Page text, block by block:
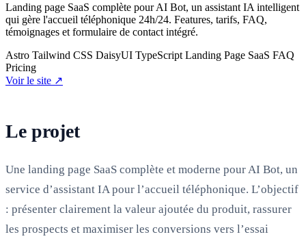
Landing page SaaS complète pour AI Bot, un assistant IA intelligent
qui gère l'accueil téléphonique 24h/24. Features, tarifs, FAQ,
témoignages et formulaire de contact intégré.
Astro Tailwind CSS DaisyUI TypeScript Landing Page SaaS FAQ
Pricing
Voir le site ↗
Le projet
Une landing page SaaS complète et moderne pour AI Bot, un
service d’assistant IA pour l’accueil téléphonique. L’objectif
: présenter clairement la valeur ajoutée du produit, rassurer
les prospects et maximiser les conversions vers l’essai